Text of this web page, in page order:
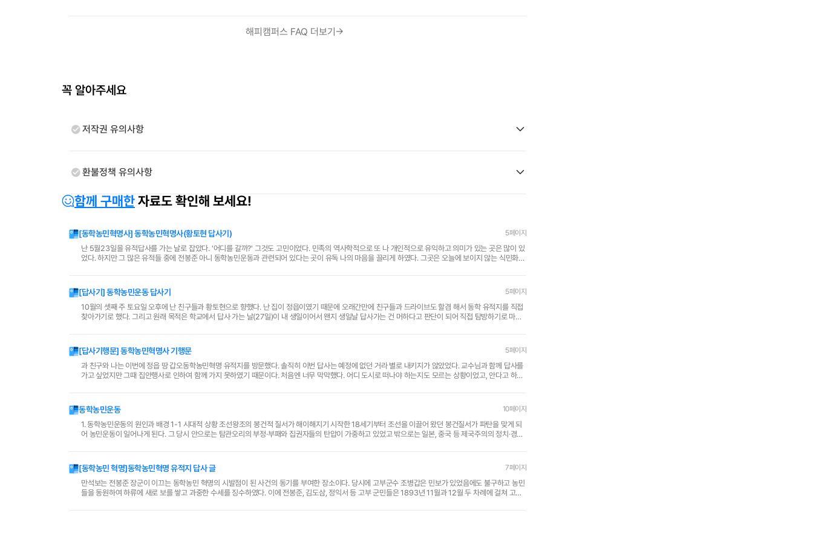
해피캠퍼스 FAQ 더보기
꼭 알아주세요
저작권 유의사항
환불정책 유의사항
함께 구매한자료도 확인해 보세요!
[동학농민혁명사] 동학농민혁명사(황토현 답사기) 5페이지
난 5월23일을 유적답사를 가는 날로 잡았다. '어디를 갈까?' 그것도 고민이었다. 민족의 역사학적으로 또 나 개인적으로 유익하고 의미가 있는 곳은 많이 있
었다. 하지만 그 많은 유적들 중에 전봉준 아니 동학농민운동과 관련되어 있다는 곳이 유독 나의 마음을 끌리게 하였다. 그곳은 오늘에 보이지 않는 식민화
[답사기] 동학농민운동 답사기 5페이지
10월의 셋째 주 토요일 오후에 난 친구들과 황토현으로 향했다. 난 집이 정읍이였기 때문에 오래간만에 친구들과 드라이브도 할겸 해서 동학 유적지를 직접
찾아가기로 했다. 그리고 원래 목적은 학교에서 답사 가는 날(27일)이 내 생일이어서 왠지 생일날 답사가는 건 머하다고 판단이 되어 직접 탐방하기로 마음
[답사기행문] 동학농민혁명사 기행문 5페이지
과 친구와 나는 이번에 정읍 땅 갑오동학농민혁명 유적지를 방문했다. 솔직히 이번 답사는 예정에 없던 거라 별로 내키지가 않았었다. 교수님과 함께 답사를
가고 싶었지만 그때 집안행사로 인하여 함께 가지 못하였기 때문이다. 처음엔 너무 막막했다. 어디 도시로 떠나야 하는지도 모르는 상황이었고, 안다고 하더
동학농민운동 10페이지
1. 동학농민운동의 원인과 배경 1-1 시대적 상황 조선왕조의 봉건적 질서가 해이해지기 시작한 18세기부터 조선을 이끌어 왔던 봉건질서가 파탄을 맞게 되
어 농민운동이 일어나게 된다. 그 당시 안으로는 탐관오리의 부정·부패와 집권자들의 탄압이 가중하고 있었고 밖으로는 일본, 중국 등 제국주의의 정치·경제
[동학농민 혁명]동학농민혁명 유적지 답사 글 7페이지
만석보는 전봉준 장군이 이끄는 동학농민 혁명의 시발점이 된 사건의 동기를 부여한 장소이다. 당시에 고부군수 조병갑은 민보가 있었음에도 불구하고 농민
들을 동원하여 하류에 새로 보를 쌓고 과중한 수세를 징수하였다. 이에 전봉준, 김도삼, 정익서 등 고부 군민들은 1893년 11월과 12월 두 차례에 걸쳐 고부